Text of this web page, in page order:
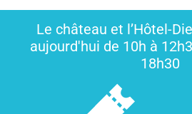
Le château et l’Hôtel-
aujourd'hui de 10h à
18h30